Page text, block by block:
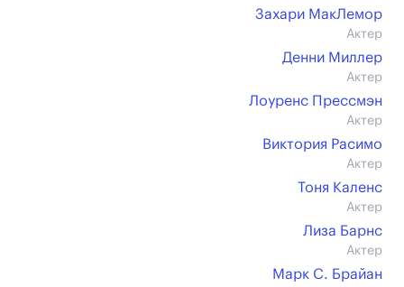
Захари МакЛемор
Актер
Денни Миллер
Актер
Лоуренс Прессмэн
Актер
Виктория Расимо
Актер
Тоня Каленс
Актер
Лиза Барнс
Актер
Марк С. Брайан